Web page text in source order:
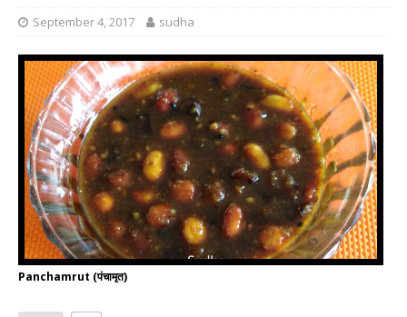
September 4, 2017 sudha
Panchamrut (पंचामृत)